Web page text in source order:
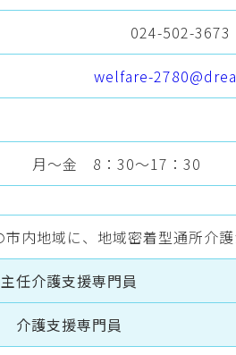
024-502-3673
welfare-
月～金 8：30～17：30
内地域に、地域密着型通所介護
主任介護支援専門員
介護支援専門員